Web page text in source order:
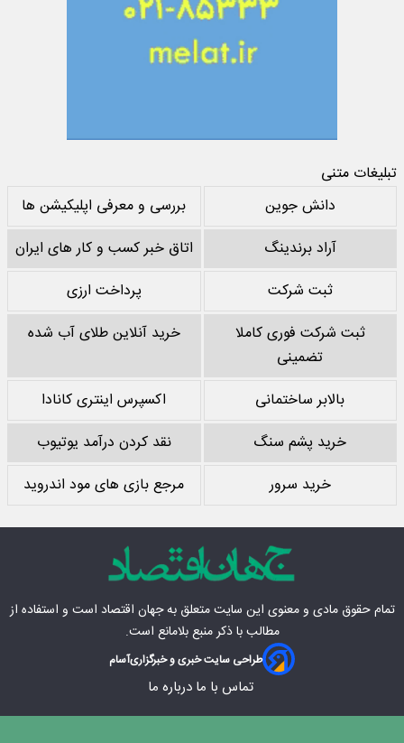
تبلیغات متنی
دانش جوین
بررسی و معرفی اپلیکیشن ها
آراد برندینگ
اتاق خبر کسب و کار های ایران
ثبت شرکت
پرداخت ارزی
ثبت شرکت فوری کاملا
تضمینی
خرید آنلاین طلای آب شده
بالابر ساختمانی
اکسپرس اینتری کانادا
خرید پشم سنگ
نقد کردن درآمد یوتیوب
خرید سرور
مرجع بازی های مود اندروید
تمام حقوق مادی‌ و معنوی این سایت متعلق بهجهان اقتصاد است و استفاده از
مطالب با ذکر منبع بلامانع است.
طراحی سایت خبری و خبرگزاریآسام
تماس با ما درباره ما